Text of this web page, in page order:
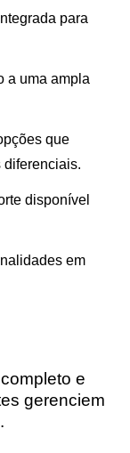
para
a uma ampla
que
diferenciais.
disponível
em
e
gerenciem